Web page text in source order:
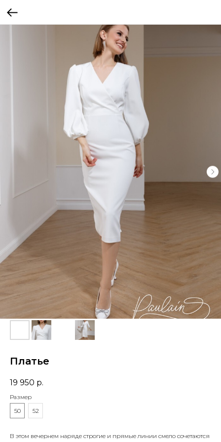
Платье
19 950 р.
Размер
50
52
В этом вечернем наряде строгие и прямые линии смело сочетаются